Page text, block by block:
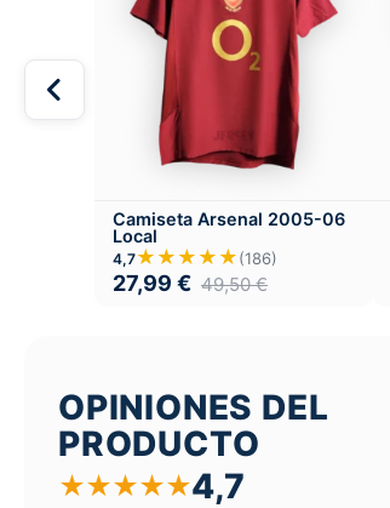
Camiseta Arsenal 2005-06
Local
4,7★★★★★(186)
27,99 € 49,50€
OPINIONES DEL
PRODUCTO
★★★★★4,7